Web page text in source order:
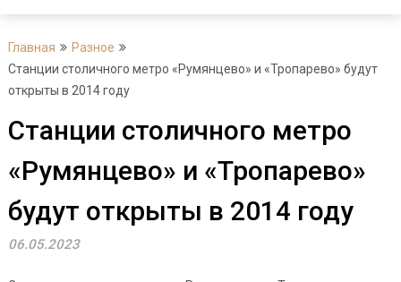
Главная
Разное
Станции столичного метро «Румянцево» и «Тропарево» будут
открыты в 2014 году
Станции столичного метро
«Румянцево» и «Тропарево»
будут открыты в 2014 году
06.05.2023